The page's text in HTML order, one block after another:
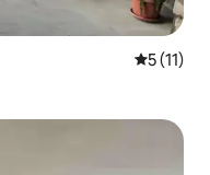
5 (11)